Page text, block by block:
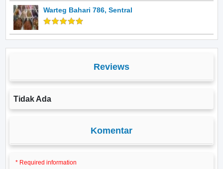
Warteg Bahari 786, Sentral
Reviews
Tidak Ada
Komentar
* Required information